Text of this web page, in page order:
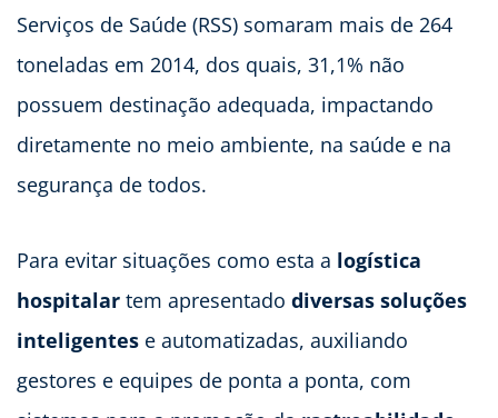
Serviços de Saúde (RSS) somaram mais de 264
toneladas em 2014, dos quais, 31,1% não
possuem destinação adequada, impactando
diretamente no meio ambiente, na saúde e na
segurança de todos.
Para evitar situações como esta a logística
hospitalar tem apresentado diversas soluções
inteligentes e automatizadas, auxiliando
gestores e equipes de ponta a ponta, com